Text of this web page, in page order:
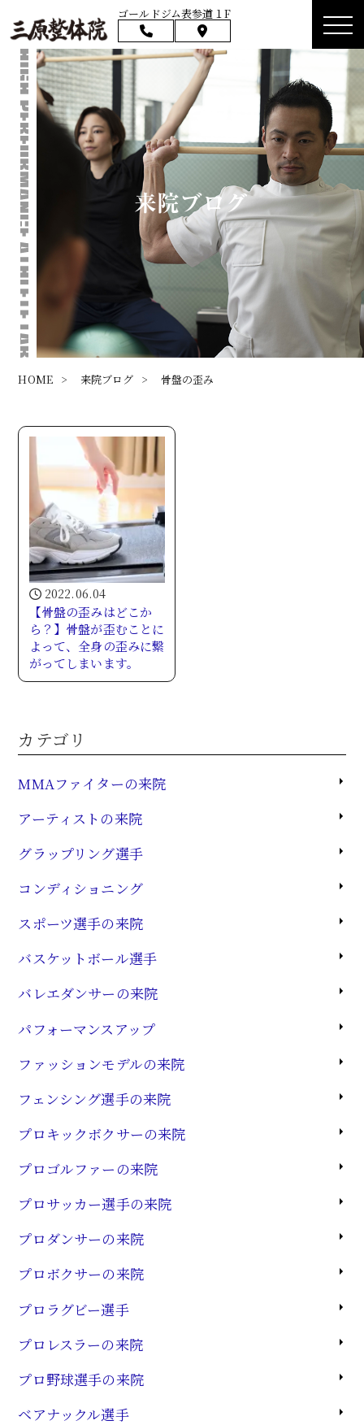
ゴールドジム表参道１F
来院ブログ
HOME > 来院ブログ > 骨盤の歪み
2022.06.04
【骨盤の歪みはどこか
ら？】骨盤が歪むことに
よって、全身の歪みに繋
がってしまいます。
カテゴリ
MMAファイターの来院
アーティストの来院
グラップリング選手
コンディショニング
スポーツ選手の来院
バスケットボール選手
バレエダンサーの来院
パフォーマンスアップ
ファッションモデルの来院
フェンシング選手の来院
プロキックボクサーの来院
プロゴルファーの来院
プロサッカー選手の来院
プロダンサーの来院
プロボクサーの来院
プロラグビー選手
プロレスラーの来院
プロ野球選手の来院
ベアナックル選手